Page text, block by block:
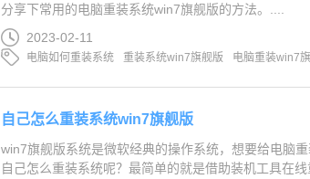
分享下常用的电脑重装系统win7旗舰版的方法。....
2023-02-11
电脑如何重装系统 重装系统win7旗舰版 电脑重装win7
自己怎么重装系统win7旗舰版
win7旗舰版系统是微软经典的操作系统，想要给电脑
自己怎么重装系统呢？最简单的就是借助装机工具在